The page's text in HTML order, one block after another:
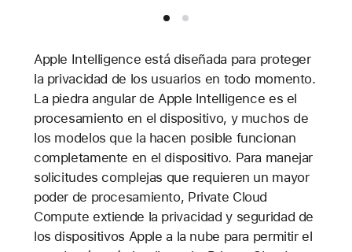
Apple Intelligence está diseñada para proteger
la privacidad de los usuarios en todo momento.
La piedra angular de Apple Intelligence es el
procesamiento en el dispositivo, y muchos de
los modelos que la hacen posible funcionan
completamente en el dispositivo. Para manejar
solicitudes complejas que requieren un mayor
poder de procesamiento, Private Cloud
Compute extiende la privacidad y seguridad de
los dispositivos Apple a la nube para permitir el